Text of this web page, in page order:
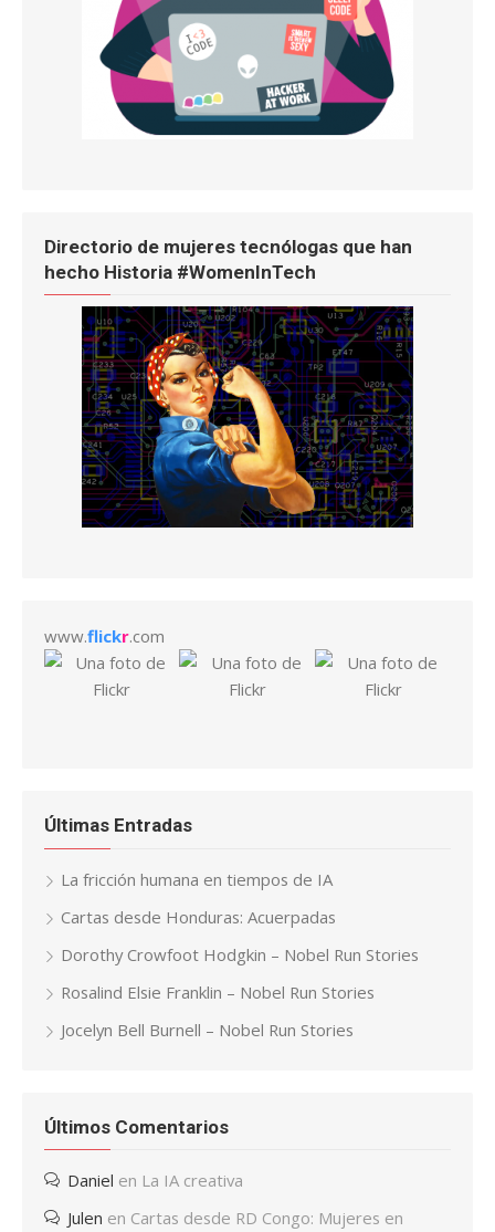
Directorio de mujeres tecnólogas que han
hecho Historia #WomenInTech
www.flickr.com
Últimas Entradas
La fricción humana en tiempos de IA
Cartas desde Honduras: Acuerpadas
Dorothy Crowfoot Hodgkin – Nobel Run Stories
Rosalind Elsie Franklin – Nobel Run Stories
Jocelyn Bell Burnell – Nobel Run Stories
Últimos Comentarios
Daniel en La IA creativa
Julen en Cartas desde RD Congo: Mujeres en